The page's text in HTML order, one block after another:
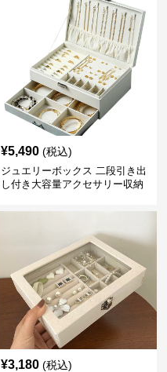
¥5,490 (税込)
ジュエリーボックス 二段引き出
し付き大容量アクセサリー収納
¥3,180 (税込)